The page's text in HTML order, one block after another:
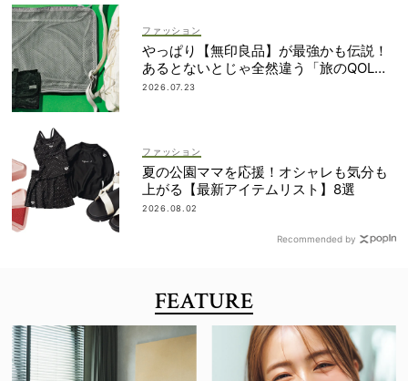
ファッション
やっぱり【無印良品】が最強かも伝説！
あるとないとじゃ全然違う「旅のQOL爆
上げアイテム」
2026.07.23
ファッション
夏の公園ママを応援！オシャレも気分も
上がる【最新アイテムリスト】8選
2026.08.02
Recommended by
FEATURE